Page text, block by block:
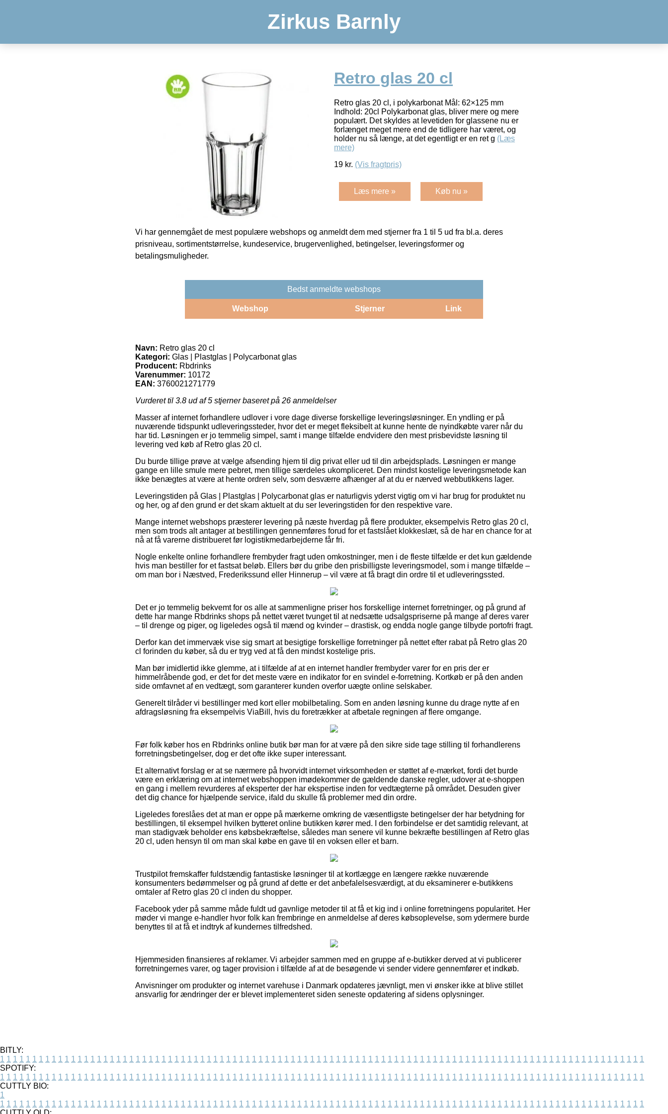
Zirkus Barnly
Retro glas 20 cl
Retro glas 20 cl, i polykarbonat Mål: 62×125 mm
Indhold: 20cl Polykarbonat glas, bliver mere og mere
populært. Det skyldes at levetiden for glassene nu er
forlænget meget mere end de tidligere har været, og
holder nu så længe, at det egentligt er en ret g (Læs
mere)
19 kr. (Vis fragtpris)
Læs mere » Køb nu »
Vi har gennemgået de mest populære webshops og anmeldt dem med stjerner fra 1 til 5 ud fra bl.a. deres
prisniveau, sortimentstørrelse, kundeservice, brugervenlighed, betingelser, leveringsformer og
betalingsmuligheder.
Bedst anmeldte webshops
Webshop Stjerner Link
Navn: Retro glas 20 cl
Kategori: Glas | Plastglas | Polycarbonat glas
Producent: Rbdrinks
Varenummer: 10172
EAN: 3760021271779
Vurderet til 3.8 ud af 5 stjerner baseret på 26 anmeldelser
Masser af internet forhandlere udlover i vore dage diverse forskellige leveringsløsninger. En yndling er på
nuværende tidspunkt udleveringssteder, hvor det er meget fleksibelt at kunne hente de nyindkøbte varer når du
har tid. Løsningen er jo temmelig simpel, samt i mange tilfælde endvidere den mest prisbevidste løsning til
levering ved køb af Retro glas 20 cl.
Du burde tillige prøve at vælge afsending hjem til dig privat eller ud til din arbejdsplads. Løsningen er mange
gange en lille smule mere pebret, men tillige særdeles ukompliceret. Den mindst kostelige leveringsmetode kan
ikke benægtes at være at hente ordren selv, som desværre afhænger af at du er nærved webbutikkens lager.
Leveringstiden på Glas | Plastglas | Polycarbonat glas er naturligvis yderst vigtig om vi har brug for produktet nu
og her, og af den grund er det skam aktuelt at du ser leveringstiden for den respektive vare.
Mange internet webshops præsterer levering på næste hverdag på flere produkter, eksempelvis Retro glas 20 cl,
men som trods alt antager at bestillingen gennemføres forud for et fastslået klokkeslæt, så de har en chance for at
nå at få varerne distribueret før logistikmedarbejderne får fri.
Nogle enkelte online forhandlere frembyder fragt uden omkostninger, men i de fleste tilfælde er det kun gældende
hvis man bestiller for et fastsat beløb. Ellers bør du gribe den prisbilligste leveringsmodel, som i mange tilfælde –
om man bor i Næstved, Frederikssund eller Hinnerup – vil være at få bragt din ordre til et udleveringssted.
Det er jo temmelig bekvemt for os alle at sammenligne priser hos forskellige internet forretninger, og på grund af
dette har mange Rbdrinks shops på nettet været tvunget til at nedsætte udsalgspriserne på mange af deres varer
– til drenge og piger, og ligeledes også til mænd og kvinder – drastisk, og endda nogle gange tilbyde portofri fragt.
Derfor kan det immervæk vise sig smart at besigtige forskellige forretninger på nettet efter rabat på Retro glas 20
cl forinden du køber, så du er tryg ved at få den mindst kostelige pris.
Man bør imidlertid ikke glemme, at i tilfælde af at en internet handler frembyder varer for en pris der er
himmelråbende god, er det for det meste være en indikator for en svindel e-forretning. Kortkøb er på den anden
side omfavnet af en vedtægt, som garanterer kunden overfor uægte online selskaber.
Generelt tilråder vi bestillinger med kort eller mobilbetaling. Som en anden løsning kunne du drage nytte af en
afdragsløsning fra eksempelvis ViaBill, hvis du foretrækker at afbetale regningen af flere omgange.
Før folk køber hos en Rbdrinks online butik bør man for at være på den sikre side tage stilling til forhandlerens
forretningsbetingelser, dog er det ofte ikke super interessant.
Et alternativt forslag er at se nærmere på hvorvidt internet virksomheden er støttet af e-mærket, fordi det burde
være en erklæring om at internet webshoppen imødekommer de gældende danske regler, udover at e-shoppen
en gang i mellem revurderes af eksperter der har ekspertise inden for vedtægterne på området. Desuden giver
det dig chance for hjælpende service, ifald du skulle få problemer med din ordre.
Ligeledes foreslåes det at man er oppe på mærkerne omkring de væsentligste betingelser der har betydning for
bestillingen, til eksempel hvilken bytteret online butikken kører med. I den forbindelse er det samtidig relevant, at
man stadigvæk beholder ens købsbekræftelse, således man senere vil kunne bekræfte bestillingen af Retro glas
20 cl, uden hensyn til om man skal købe en gave til en voksen eller et barn.
Trustpilot fremskaffer fuldstændig fantastiske løsninger til at kortlægge en længere række nuværende
konsumenters bedømmelser og på grund af dette er det anbefalelsesværdigt, at du eksaminerer e-butikkens
omtaler af Retro glas 20 cl inden du shopper.
Facebook yder på samme måde fuldt ud gavnlige metoder til at få et kig ind i online forretningens popularitet. Her
møder vi mange e-handler hvor folk kan frembringe en anmeldelse af deres købsoplevelse, som ydermere burde
benyttes til at få et indtryk af kundernes tilfredshed.
Hjemmesiden finansieres af reklamer. Vi arbejder sammen med en gruppe af e-butikker derved at vi publicerer
forretningernes varer, og tager provision i tilfælde af at de besøgende vi sender videre gennemfører et indkøb.
Anvisninger om produkter og internet varehuse i Danmark opdateres jævnligt, men vi ønsker ikke at blive stillet
ansvarlig for ændringer der er blevet implementeret siden seneste opdatering af sidens oplysninger.
BITLY:
1 1 1 1 1 1 1 1 1 1 1 1 1 1 1 1 1 1 1 1 1 1 1 1 1 1 1 1 1 1 1 1 1 1 1 1 1 1 1 1 1 1 1 1 1 1 1 1 1 1 1 1 1 1 1 1 1 1 1 1 1 1 1 1 1 1 1 1 1 1 1 1 1 1 1 1 1 1 1 1 1 1 1 1 1 1 1 1 1 1 1 1 1 1 1 1 1 1 1 1
SPOTIFY:
1 1 1 1 1 1 1 1 1 1 1 1 1 1 1 1 1 1 1 1 1 1 1 1 1 1 1 1 1 1 1 1 1 1 1 1 1 1 1 1 1 1 1 1 1 1 1 1 1 1 1 1 1 1 1 1 1 1 1 1 1 1 1 1 1 1 1 1 1 1 1 1 1 1 1 1 1 1 1 1 1 1 1 1 1 1 1 1 1 1 1 1 1 1 1 1 1 1 1 1
CUTTLY BIO:
1
1 1 1 1 1 1 1 1 1 1 1 1 1 1 1 1 1 1 1 1 1 1 1 1 1 1 1 1 1 1 1 1 1 1 1 1 1 1 1 1 1 1 1 1 1 1 1 1 1 1 1 1 1 1 1 1 1 1 1 1 1 1 1 1 1 1 1 1 1 1 1 1 1 1 1 1 1 1 1 1 1 1 1 1 1 1 1 1 1 1 1 1 1 1 1 1 1 1 1 1